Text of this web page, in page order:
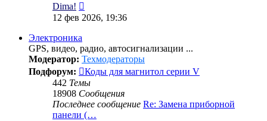
Dima!
к
последнему
12 фев 2026, 19:36
Электроника
GPS, видео, радио, автосигнализации ...
Модератор: Техмодераторы
Подфорум:
Коды для магнитол серии V
442 Темы
18908 Сообщения
Последнее сообщение Re: Замена приборной
панели (…